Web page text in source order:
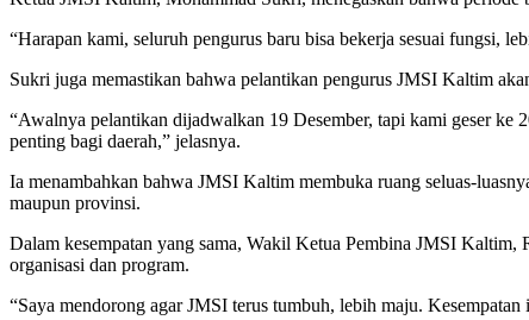
“Harapan kami, seluruh pengurus baru bisa bekerja sesuai fungsi,
Sukri juga memastikan bahwa pelantikan pengurus JMSI Kaltim
“Awalnya pelantikan dijadwalkan 19 Desember, tapi kami geser ke
penting bagi daerah,” jelasnya.
Ia menambahkan bahwa JMSI Kaltim membuka ruang seluas-
maupun provinsi.
Dalam kesempatan yang sama, Wakil Ketua Pembina JMSI
organisasi dan program.
“Saya mendorong agar JMSI terus tumbuh, lebih maju.